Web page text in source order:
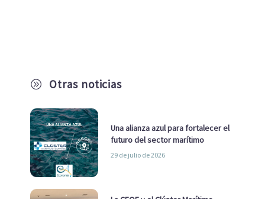
A Otras noticias
Una alianza azul para fortalecer el
futuro del sector marítimo
29 de julio de 2026